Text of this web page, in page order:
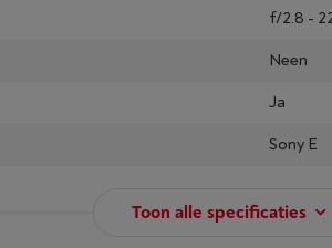
f/2.8 -
Neen
Ja
Sony E
Toon alle specificaties